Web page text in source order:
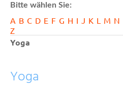
Bitte wählen Sie:
A B C D E F G H I J K L M N
Z
Yoga
Yoga